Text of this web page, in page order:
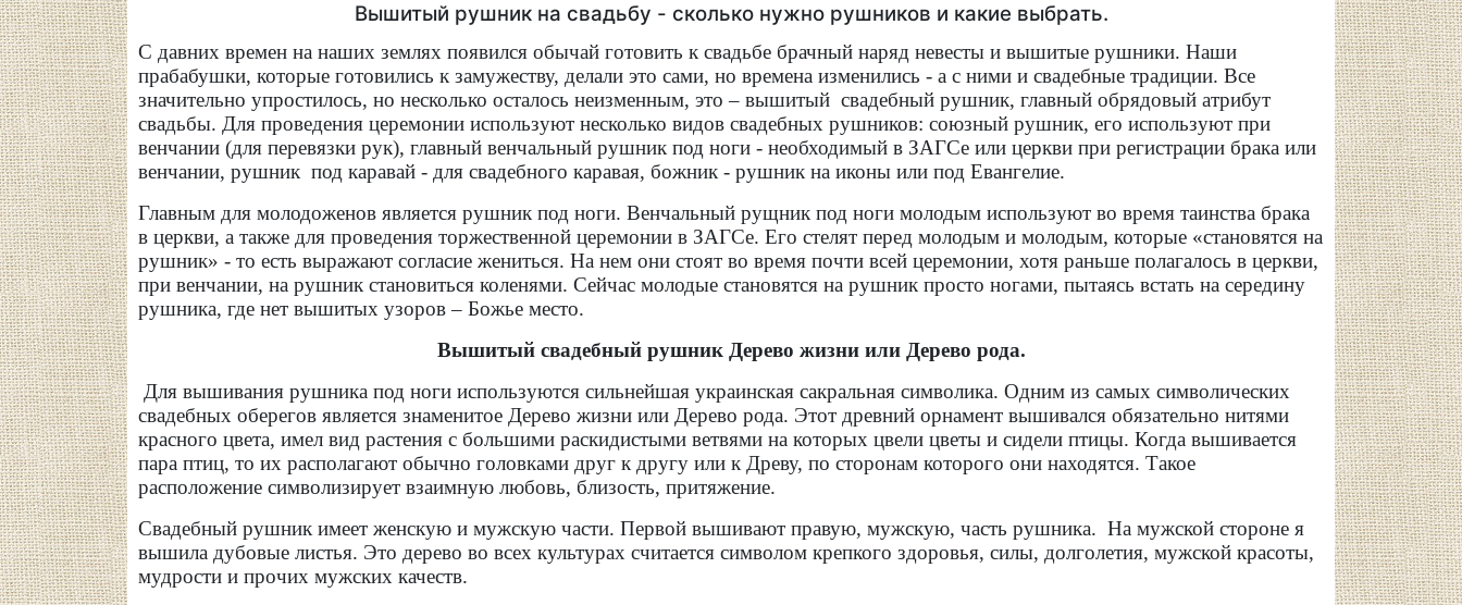
Вышитый рушник на свадьбу - сколько нужно рушников и какие выбрать.
С давних времен на наших землях появился обычай готовить к свадьбе брачный наряд невесты и вышитые рушники. Наши
прабабушки, которые готовились к замужеству, делали это сами, но времена изменились - а с ними и свадебные традиции. Все
значительно упростилось, но несколько осталось неизменным, это – вышитый свадебный рушник, главный обрядовый атрибут
свадьбы. Для проведения церемонии используют несколько видов свадебных рушников: союзный рушник, его используют при
венчании (для перевязки рук), главный венчальный рушник под ноги - необходимый в ЗАГСе или церкви при регистрации брака или
венчании, рушник под каравай - для свадебного каравая, божник - рушник на иконы или под Евангелие.
Главным для молодоженов является рушник под ноги. Венчальный рущник под ноги молодым используют во время таинства брака
в церкви, а также для проведения торжественной церемонии в ЗАГСе. Его стелят перед молодым и молодым, которые «становятся на
рушник» - то есть выражают согласие жениться. На нем они стоят во время почти всей церемонии, хотя раньше полагалось в церкви,
при венчании, на рушник становиться коленями. Сейчас молодые становятся на рушник просто ногами, пытаясь встать на середину
рушника, где нет вышитых узоров – Божье место.
Вышитый свадебный рушник Дерево жизни или Дерево рода.
Для вышивания рушника под ноги используются сильнейшая украинская сакральная символика. Одним из самых символических
свадебных оберегов является знаменитое Дерево жизни или Дерево рода. Этот древний орнамент вышивался обязательно нитями
красного цвета, имел вид растения с большими раскидистыми ветвями на которых цвели цветы и сидели птицы. Когда вышивается
пара птиц, то их располагают обычно головками друг к другу или к Древу, по сторонам которого они находятся. Такое
расположение символизирует взаимную любовь, близость, притяжение.
Свадебный рушник имеет женскую и мужскую части. Первой вышивают правую, мужскую, часть рушника. На мужской стороне я
вышила дубовые листья. Это дерево во всех культурах считается символом крепкого здоровья, силы, долголетия, мужской красоты,
мудрости и прочих мужских качеств.